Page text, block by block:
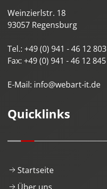
Weinzierlstr. 18
93057 Regensburg
Tel.: +49 (0) 941 - 46 12 803
Fax: +49 (0) 941 - 46 12 845
E-Mail: info@webart-it.de
Quicklinks
Startseite